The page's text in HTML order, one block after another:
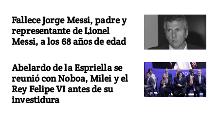
Fallece Jorge Messi, padre y
representante de Lionel
Messi, a los 68 años de edad
Abelardo de la Espriella se
reunió con Noboa, Milei y el
Rey Felipe VI antes de su
investidura